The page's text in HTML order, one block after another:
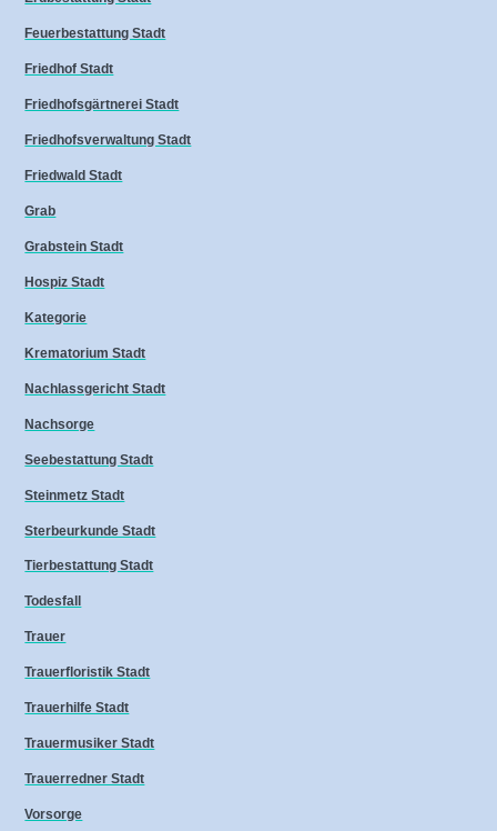
Feuerbestattung Stadt
Friedhof Stadt
Friedhofsgärtnerei Stadt
Friedhofsverwaltung Stadt
Friedwald Stadt
Grab
Grabstein Stadt
Hospiz Stadt
Kategorie
Krematorium Stadt
Nachlassgericht Stadt
Nachsorge
Seebestattung Stadt
Steinmetz Stadt
Sterbeurkunde Stadt
Tierbestattung Stadt
Todesfall
Trauer
Trauerfloristik Stadt
Trauerhilfe Stadt
Trauermusiker Stadt
Trauerredner Stadt
Vorsorge